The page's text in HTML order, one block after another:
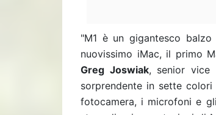
"M1 è un gigantesco
nuovissimo iMac, il primo
Greg Joswiak, senior vice
sorprendente in sette
fotocamera, i microfoni e